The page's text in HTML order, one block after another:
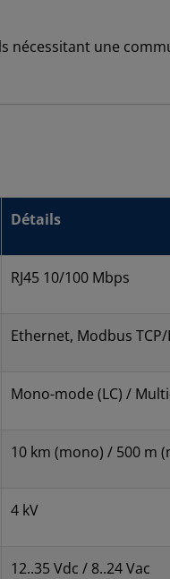
nécessitant une
Détails
RJ45 10/100 Mbps
Ethernet, Modbus TCP/
Mono-mode (LC) /
10 km (mono) / 500 m
4 kV
12..35 Vdc / 8..24 Vac